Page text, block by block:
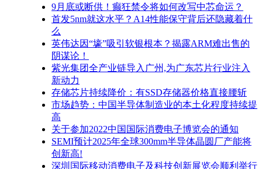
9月底或断供！癫狂禁令将如何改写中芯命运？
首发5nm就这水平？A14性能保守背后还隐藏着什
么
英伟达因“壕”吸引软银根本？揭露ARM难出售的
阴谋论！
紫光集团全产业链导入广州,为广东芯片行业注入
新动力
存储芯片持续降价：有SSD存储器价格直接腰斩
市场趋势：中国半导体制造业的本土化程度持续提
高
关于参加2022中国国际消费电子博览会的通知
SEMI预计2025年全球300mm半导体晶圆厂产能将
创新高!
深圳国际移动消费电子及科技创新展览会顺利举行